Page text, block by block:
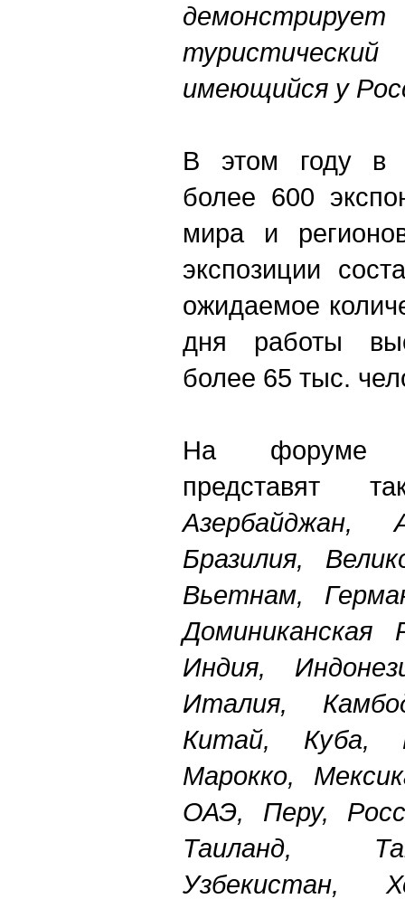
имеющийся у
В этом году в
более 600
мира и
экспозиции
ожидаемое
дня работы
более 65 тыс.
На форуме
представят
Азербайджан,
Бразилия,
Вьетнам,
Доминиканская
Индия,
Италия,
Китай, Куба,
Марокко,
ОАЭ, Перу,
Таиланд,
Узбекистан,